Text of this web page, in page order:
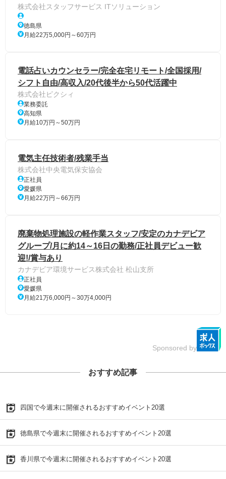
株式会社スタッフサービス ITソリューション
徳島県
月給22万5,000円～60万円
電話占いカウンセラー/完全在宅リモート/全国採用/
シフト自由/高収入/20代後半から50代活躍中
株式会社ピクシィ
業務委託
高知県
月給10万円～50万円
電気主任技術者/残業手当
株式会社中央電気保安協会
正社員
愛媛県
月給22万円～66万円
廃棄物処理施設の軽作業スタッフ/安定のカナデビア
グループ/月に約14～16日の勤務/正社員デビュー歓
迎!/賞与あり
カナデビア環境サービス株式会社 松山支所
正社員
愛媛県
月給21万6,000円～30万4,000円
Sponsored by
おすすめ記事
四国で今週末に開催されるおすすめイベント20選
徳島県で今週末に開催されるおすすめイベント20選
香川県で今週末に開催されるおすすめイベント20選